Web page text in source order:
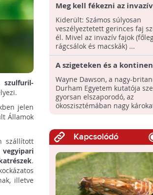
jelen
Államok
szállított
.
illetve
Meg kell fékezni az invazív
állatfajokat
Kiderült: Számos súlyosan
veszélyeztetett gerinces faj
él. Mivel az invazív fajok
rágcsálok és macskák) ...
A szigeteken és a
menti területein
az invazív állat- és
Wayne Dawson, a nagy-
Durham Egyetem kutatója
gyorsan elszaporodó, az
ökoszisztémában nagy
Kapcsolódó